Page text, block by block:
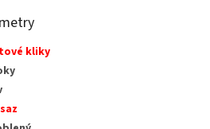
kliky